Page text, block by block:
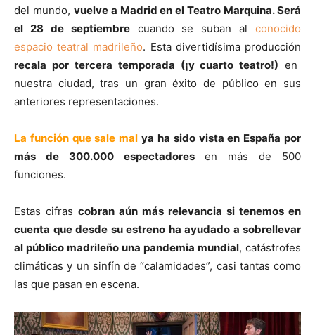
del mundo, vuelve a Madrid en el Teatro Marquina. Será
el 28 de septiembrecuando se suban al conocido
espacio teatral madrileño. Esta divertidísima producción
recala por tercera temporada (¡y cuarto teatro!) en
nuestra ciudad, tras un gran éxito de público en sus
anteriores representaciones.
La función que sale mal ya ha sido vista en España por
más de 300.000 espectadoresen más de 500
funciones.
Estas cifras cobran aún más relevancia si tenemos en
cuenta que desde su estreno ha ayudado a sobrellevar
al público madrileño una pandemia mundial, catástrofes
climáticas y un sinfín de “calamidades”, casi tantas como
las que pasan en escena.